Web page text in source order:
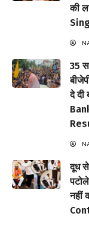
की
35
दे दी
दूध से
नहीं